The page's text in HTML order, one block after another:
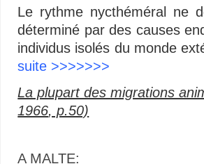
Le rythme nycthéméral ne
déterminé par des causes
individus isolés du monde
suite >>>>>>>
La plupart des migrations
1966, p.50)
A MALTE: